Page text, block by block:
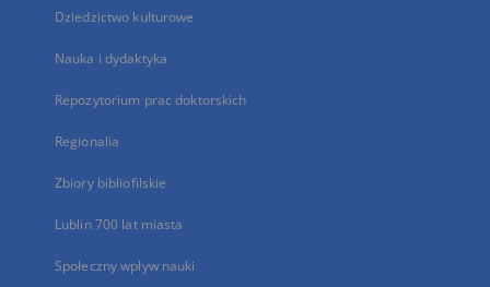
Dziedzictwo kulturowe
Nauka i dydaktyka
Repozytorium prac doktorskich
Regionalia
Zbiory bibliofilskie
Lublin 700 lat miasta
Społeczny wpływ nauki